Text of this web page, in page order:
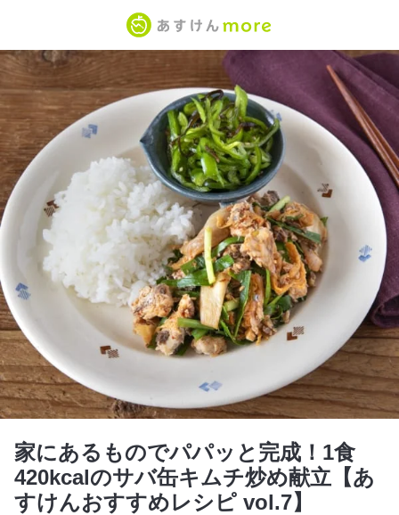
家にあるものでパパッと完成！1食
420kcalのサバ缶キムチ炒め献立【あ
すけんおすすめレシピ vol.7】